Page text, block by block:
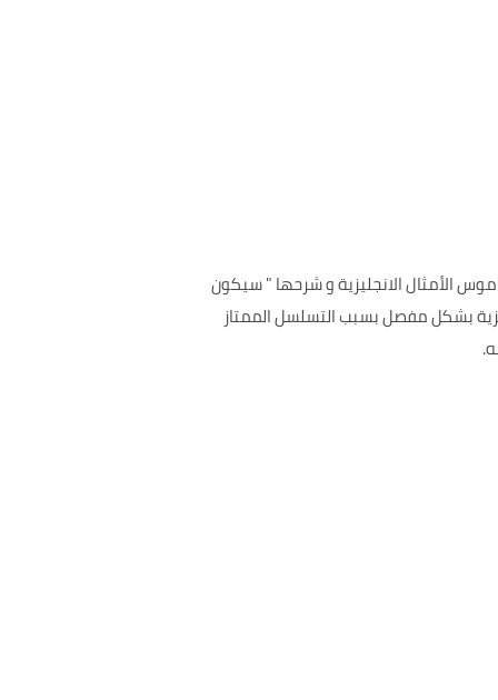
الأمثال الانجليزية و شرحها " سيكون
بشكل مفصل بسبب التسلسل الممتاز